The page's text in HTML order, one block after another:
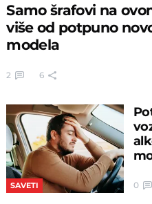
Samo šrafovi na
više od potpuno
modela
2 6
SAVETI 0